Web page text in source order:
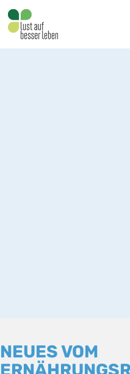
NEUES VOM